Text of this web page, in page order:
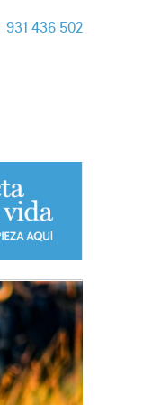
931 436 502